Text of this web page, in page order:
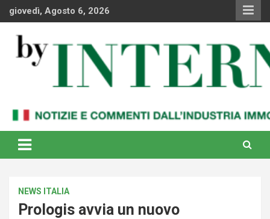
Skipgiovedì, Agosto 6, 2026
By Internews
internazionale
NEWS ITALIA
Prologis avvia un nuovo